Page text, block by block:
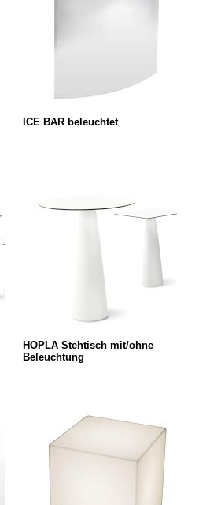
ICE BAR beleuchtet
HOPLÀ Stehtisch mit/ohne
Beleuchtung